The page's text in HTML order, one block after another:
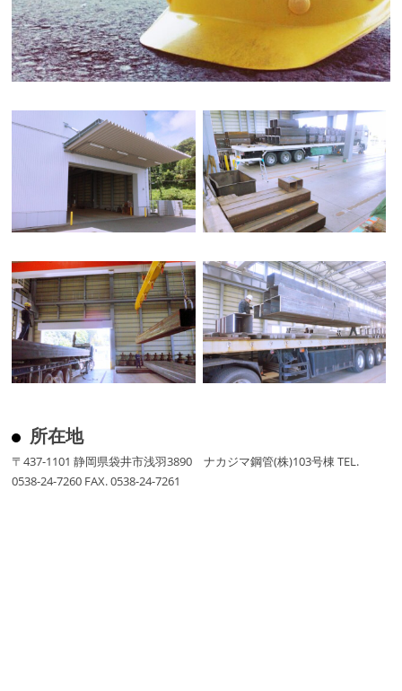
所在地
〒437-1101 静岡県袋井市浅羽3890 ナカジマ鋼管(株)103号棟 TEL.
0538-24-7260 FAX. 0538-24-7261